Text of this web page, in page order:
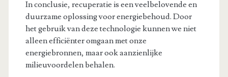
In conclusie, recuperatie is een veelbelovende en
duurzame oplossing voor energiebehoud. Door
het gebruik van deze technologie kunnen we niet
alleen efficiënter omgaan met onze
energiebronnen, maar ook aanzienlijke
milieuvoordelen behalen.